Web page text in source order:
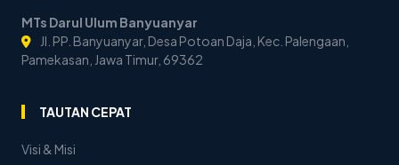
MTs Darul Ulum Banyuanyar
Jl. PP. Banyuanyar, Desa Potoan Daja, Kec. Palengaan,
Pamekasan, Jawa Timur, 69362
TAUTAN CEPAT
Visi & Misi